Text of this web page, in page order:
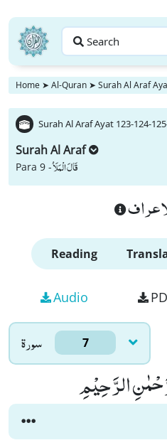
Search
Home ➤ Al-Quran ➤ Surah Al Araf
Surah Al Araf Ayat 123-124-
Surah Al Araf
Para 9 -قَالَ الْمَلَاُ
Reading
Audio
سورۃ 7
الرَّحِیْمِ